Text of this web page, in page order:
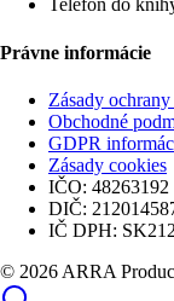
Telefón do
Právne informácie
Zásady
Obchodné
GDPR
Zásady cookies
IČO: 48263192
DIČ:
IČ DPH:
© 2026 ARRA